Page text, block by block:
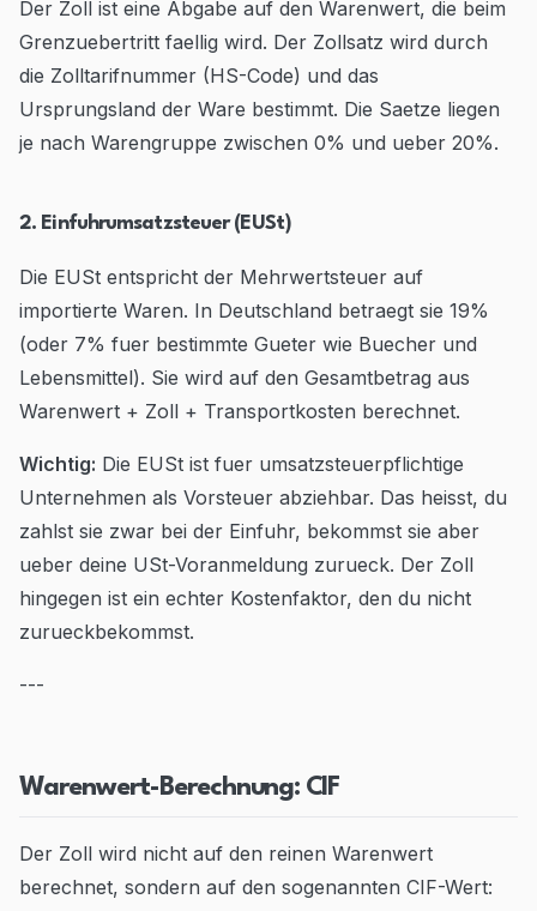
Der Zoll ist eine Abgabe auf den Warenwert, die beim
Grenzuebertritt faellig wird. Der Zollsatz wird durch
die Zolltarifnummer (HS-Code) und das
Ursprungsland der Ware bestimmt. Die Saetze liegen
je nach Warengruppe zwischen 0% und ueber 20%.
2. Einfuhrumsatzsteuer (EUSt)
Die EUSt entspricht der Mehrwertsteuer auf
importierte Waren. In Deutschland betraegt sie 19%
(oder 7% fuer bestimmte Gueter wie Buecher und
Lebensmittel). Sie wird auf den Gesamtbetrag aus
Warenwert + Zoll + Transportkosten berechnet.
Wichtig: Die EUSt ist fuer umsatzsteuerpflichtige
Unternehmen als Vorsteuer abziehbar. Das heisst, du
zahlst sie zwar bei der Einfuhr, bekommst sie aber
ueber deine USt-Voranmeldung zurueck. Der Zoll
hingegen ist ein echter Kostenfaktor, den du nicht
zurueckbekommst.
---
Warenwert-Berechnung: CIF
Der Zoll wird nicht auf den reinen Warenwert
berechnet, sondern auf den sogenannten CIF-Wert: